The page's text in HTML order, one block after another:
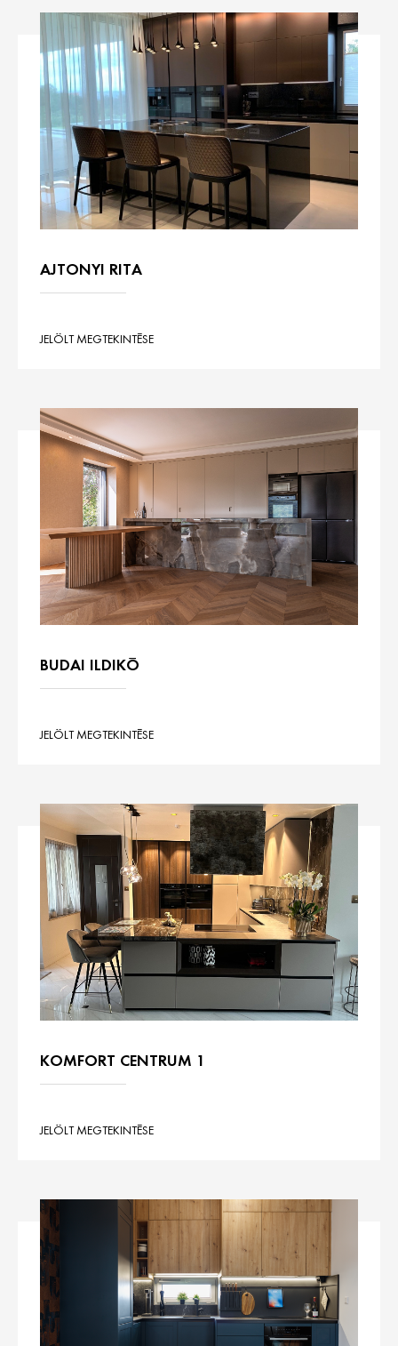
AJTONYI RITA
JELÖLT MEGTEKINTÉSE
BUDAI ILDIKÓ
JELÖLT MEGTEKINTÉSE
KOMFORT CENTRUM 1
JELÖLT MEGTEKINTÉSE